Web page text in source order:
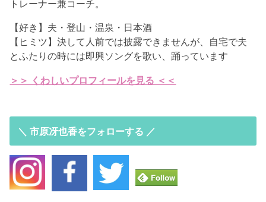
トレーナー兼コーチ。
【好き】夫・登山・温泉・日本酒
【ヒミツ】決して人前では披露できませんが、自宅で夫
とふたりの時には即興ソングを歌い、踊っています
＞＞ くわしいプロフィールを見る ＜＜
＼ 市原冴也香をフォローする ／